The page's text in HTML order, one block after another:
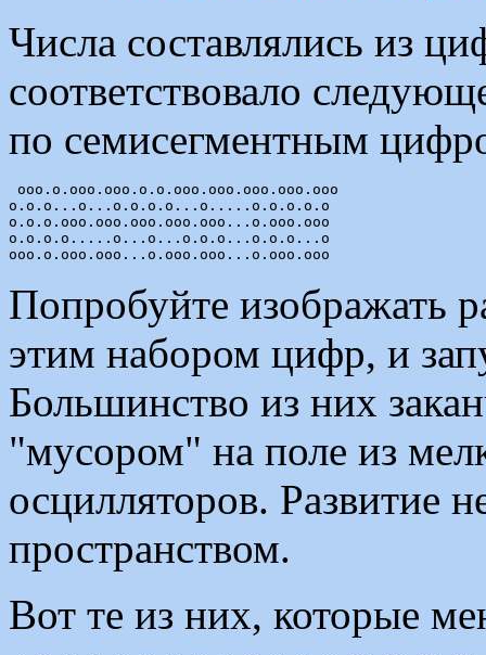
Числа составлялись из
соответствовало
по семисегментным
ooo.o.ooo.ooo.o.o.ooo.ooo.ooo.ooo.ooo
o.o.o...o...o.o.o.o...o.....o.o.o.o.o
o.o.o.ooo.ooo.ooo.ooo.ooo...o.ooo.ooo
o.o.o.o.....o...o...o.o.o...o.o.o...o
Попробуйте изображать
этим набором цифр, и
Большинство из них
"мусором" на поле из
осцилляторов. Развитие
пространством.
Вот те из них, которые